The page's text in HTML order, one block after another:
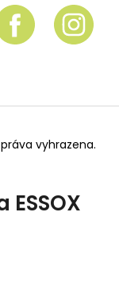
vyhrazena.